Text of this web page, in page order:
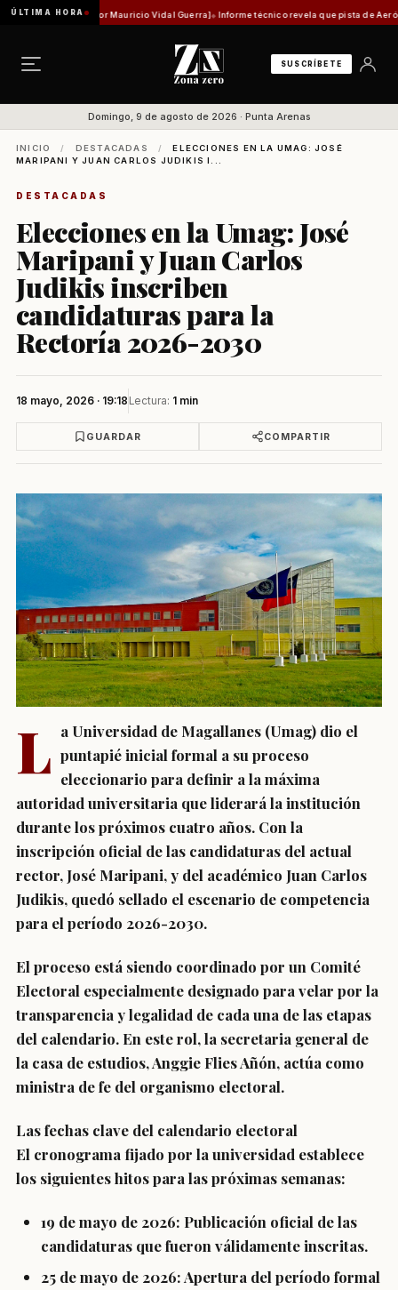
ÚLTIMA HORA
histórica [Por Mauricio Vidal Guerra] Informe técnico revela que pista de Aeródromo
SUSCRÍBETE
Domingo, 9 de agosto de 2026 · Punta Arenas
INICIO / DESTACADAS /
ELECCIONES EN LA UMAG: JOSÉ
MARIPANI Y JUAN CARLOS JUDIKIS I...
DESTACADAS
Elecciones en la Umag: José
Maripani y Juan Carlos
Judikis inscriben
candidaturas para la
Rectoría 2026-2030
18 mayo, 2026 · 19:18 Lectura: 1 min
GUARDAR COMPARTIR
L a Universidad de Magallanes (Umag) dio el
puntapié inicial formal a su proceso
eleccionario para definir a la máxima
autoridad universitaria que liderará la institución
durante los próximos cuatro años. Con la
inscripción oficial de las candidaturas del actual
rector, José Maripani, y del académico Juan Carlos
Judikis, quedó sellado el escenario de competencia
para el período 2026-2030.
El proceso está siendo coordinado por un Comité
Electoral especialmente designado para velar por la
transparencia y legalidad de cada una de las etapas
del calendario. En este rol, la secretaria general de
la casa de estudios, Anggie Flies Añón, actúa como
ministra de fe del organismo electoral.
Las fechas clave del calendario electoral
El cronograma fijado por la universidad establece
los siguientes hitos para las próximas semanas:
19 de mayo de 2026: Publicación oficial de las
candidaturas que fueron válidamente inscritas.
25 de mayo de 2026: Apertura del período formal